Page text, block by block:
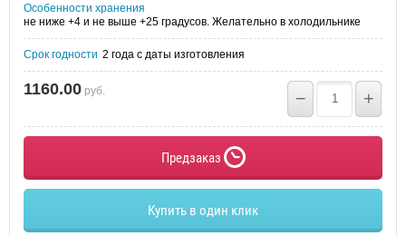
Особенности хранения
не ниже +4 и не выше +25 градусов. Желательно в холодильнике
Срок годности 2 года с даты изготовления
1160.00 руб. − +
Предзаказ
Купить в один клик